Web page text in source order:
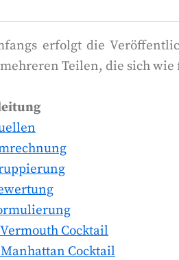
erfolgt die
Teilen, die sich wie
Cocktail
Cocktail